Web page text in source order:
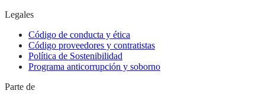
Legales
Código de conducta y ética
Código proveedores y contratistas
Política de Sostenibilidad
Programa anticorrupción y soborno
Parte de